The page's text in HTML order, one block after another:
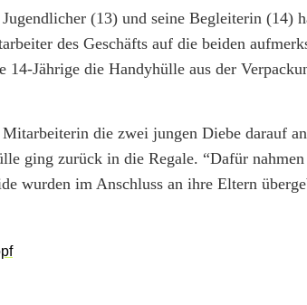
(13) und seine Begleiterin (14)
des Geschäfts auf die beiden
14-Jährige die Handyhülle aus der
die zwei jungen Diebe darauf
ging zurück in die Regale. “Dafür nahmen
wurden im Anschluss an ihre Eltern